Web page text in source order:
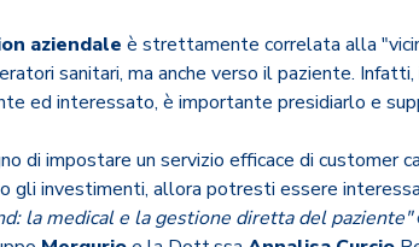
aziendale è strettamente correlata alla
sanitari, ma anche verso il paziente.
ed interessato, è importante presidiarlo e
di impostare un servizio efficace di customer
gli investimenti, allora potresti essere
la medical e la gestione diretta del paziente"